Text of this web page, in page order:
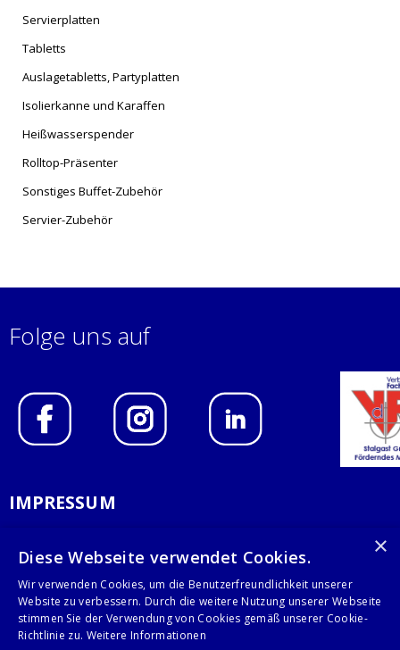
Servierplatten
Tabletts
Auslagetabletts, Partyplatten
Isolierkanne und Karaffen
Heißwasserspender
Rolltop-Präsenter
Sonstiges Buffet-Zubehör
Servier-Zubehör
Folge uns auf
IMPRESSUM
AGB
KONTAKT
×
Diese Webseite verwendet Cookies.
Wir verwenden Cookies, um die Benutzerfreundlichkeit unserer
Website zu verbessern. Durch die weitere Nutzung unserer Webseite
stimmen Sie der Verwendung von Cookies gemäß unserer Cookie-
Richtlinie zu. Weitere Informationen